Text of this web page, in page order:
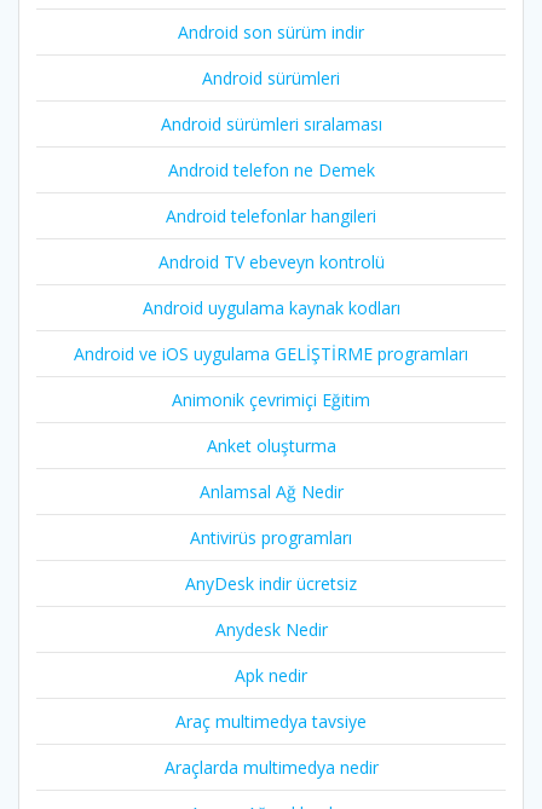
Android son sürüm indir
Android sürümleri
Android sürümleri sıralaması
Android telefon ne Demek
Android telefonlar hangileri
Android TV ebeveyn kontrolü
Android uygulama kaynak kodları
Android ve iOS uygulama GELİŞTİRME programları
Animonik çevrimiçi Eğitim
Anket oluşturma
Anlamsal Ağ Nedir
Antivirüs programları
AnyDesk indir ücretsiz
Anydesk Nedir
Apk nedir
Araç multimedya tavsiye
Araçlarda multimedya nedir